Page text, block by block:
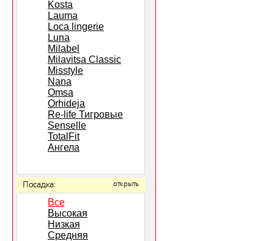
Kosta
Lauma
Loca lingerie
Luna
Milabel
Milavitsa Classic
Misstyle
Nana
Omsa
Orhideja
Re-life Тигровые
Senselle
TotalFit
Ангела
Посадка: открыть
Все
Высокая
Низкая
Средняя